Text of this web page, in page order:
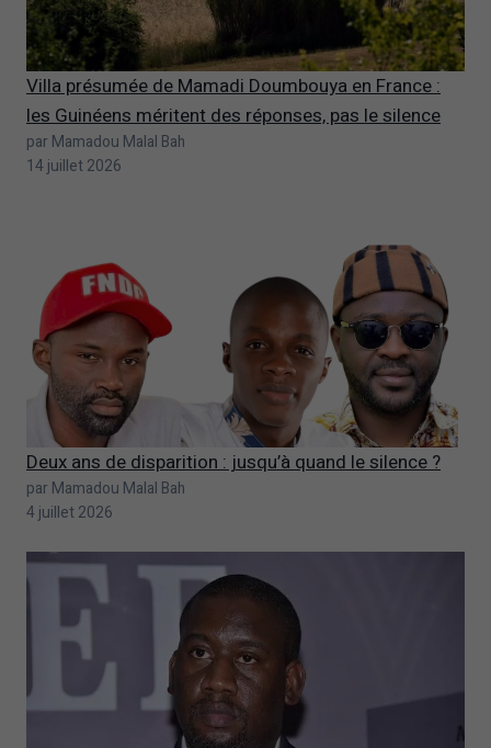
Villa présumée de Mamadi Doumbouya en France :
les Guinéens méritent des réponses, pas le silence
par Mamadou Malal Bah
14 juillet 2026
Deux ans de disparition : jusqu’à quand le silence ?
par Mamadou Malal Bah
4 juillet 2026